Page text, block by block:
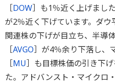
［DOW］も1％近く上げまし
が2％近く下げています。ダ
関連株の下げが目立ち、半導
［AVGO］が4％余り下落し、
［MU］も目標株価の引き下
た。アドバンスト・マイクロ